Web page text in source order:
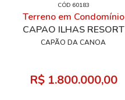
CÓD 60183
Terreno em Condomínio
CAPÃO ILHAS RESORT
CAPÃO DA CANOA
R$ 1.800.000,00